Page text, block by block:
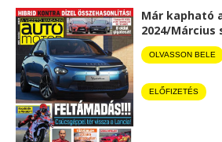
Már kapható
2024/Március
OLVASSON BELE
ELŐFIZETÉS